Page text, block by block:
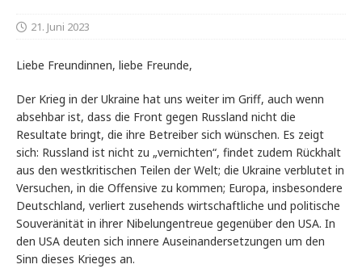
21. Juni 2023
Liebe Freundinnen, liebe Freunde,
Der Krieg in der Ukraine hat uns weiter im Griff, auch wenn
absehbar ist, dass die Front gegen Russland nicht die
Resultate bringt, die ihre Betreiber sich wünschen. Es zeigt
sich: Russland ist nicht zu „vernichten“, findet zudem Rückhalt
aus den westkritischen Teilen der Welt; die Ukraine verblutet in
Versuchen, in die Offensive zu kommen; Europa, insbesondere
Deutschland, verliert zusehends wirtschaftliche und politische
Souveränität in ihrer Nibelungentreue gegenüber den USA. In
den USA deuten sich innere Auseinandersetzungen um den
Sinn dieses Krieges an.